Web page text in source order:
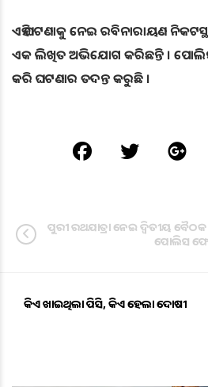
ଏହି ଘଟଣାକୁ ନେଇ ରବିନାରାୟଣ
ଏକ ଲିଖିତ ଅଭିଯୋଗ କରିଛନ୍ତି ।
କରି ଘଟଣାର ତଦନ୍ତ କରୁଛି ।
ପୁରୀ ରଥଯାତ୍ରା ନେଇ ଦ୍ବିତୀୟ
ପୋଲିସ
କିଏ ଖାଇଥିଲା ପିସି, କିଏ ହେଲା ଦୋଷୀ